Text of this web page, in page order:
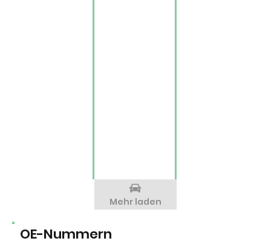
OE-Nummern
Mehr laden